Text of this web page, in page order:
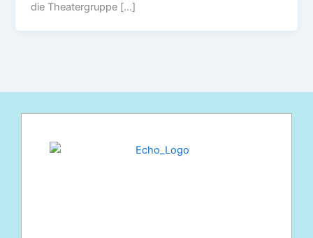
die Theatergruppe […]